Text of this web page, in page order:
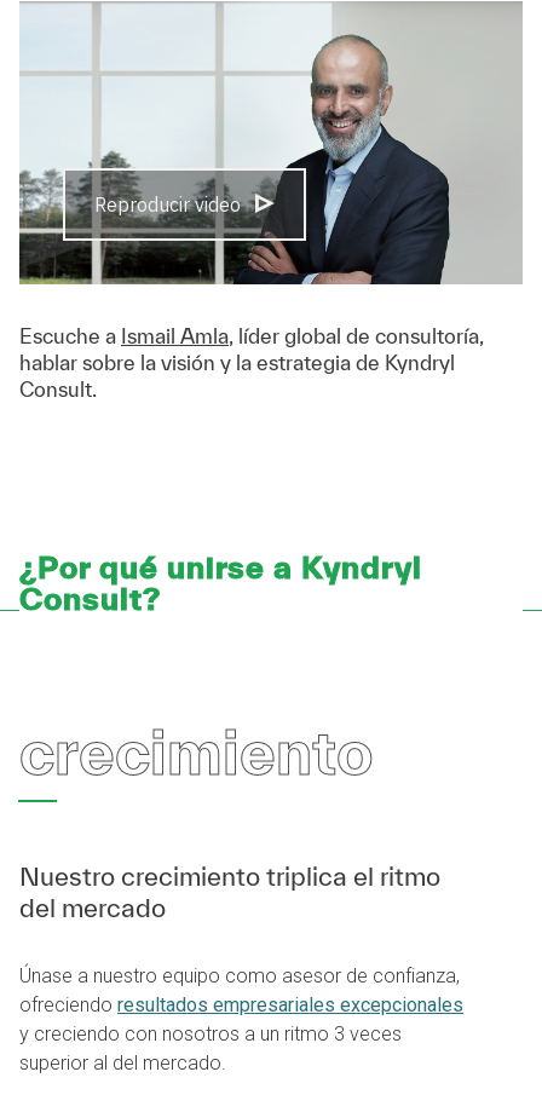
Reproducir video
Escuche a Ismail Amla, líder global de consultoría,
hablar sobre la visión y la estrategia de Kyndryl
Consult.
¿Por qué unirse a Kyndryl
Consult?
crecimiento
Nuestro crecimiento triplica el ritmo
del mercado
Únase a nuestro equipo como asesor de confianza,
ofreciendo resultados empresariales excepcionales
y creciendo con nosotros a un ritmo 3 veces
superior al del mercado.